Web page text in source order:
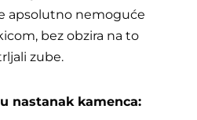
apsolutno nemoguće
bez obzira na to
zube.
nastanak kamenca: